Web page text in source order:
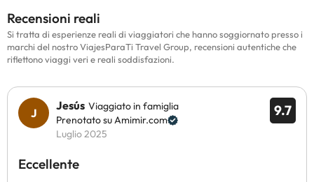
Recensioni reali
Si tratta di esperienze reali di viaggiatori che hanno soggiornato presso i
marchi del nostro ViajesParaTi Travel Group, recensioni autentiche che
riflettono viaggi veri e reali soddisfazioni.
9.7
Jesús Viaggiato in famiglia
Prenotato su Amimir.com
Luglio 2025
Eccellente